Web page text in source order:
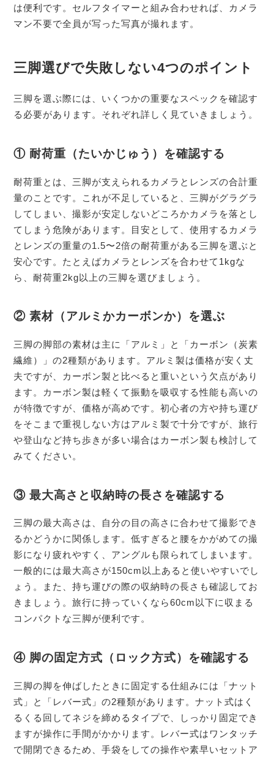
は便利です。セルフタイマーと組み合わせれば、カメラ
マン不要で全員が写った写真が撮れます。
三脚選びで失敗しない4つのポイント
三脚を選ぶ際には、いくつかの重要なスペックを確認す
る必要があります。それぞれ詳しく見ていきましょう。
① 耐荷重（たいかじゅう）を確認する
耐荷重とは、三脚が支えられるカメラとレンズの合計重
量のことです。これが不足していると、三脚がグラグラ
してしまい、撮影が安定しないどころかカメラを落とし
てしまう危険があります。目安として、使用するカメラ
とレンズの重量の1.5〜2倍の耐荷重がある三脚を選ぶと
安心です。たとえばカメラとレンズを合わせて1kgな
ら、耐荷重2kg以上の三脚を選びましょう。
② 素材（アルミかカーボンか）を選ぶ
三脚の脚部の素材は主に「アルミ」と「カーボン（炭素
繊維）」の2種類があります。アルミ製は価格が安く丈
夫ですが、カーボン製と比べると重いという欠点があり
ます。カーボン製は軽くて振動を吸収する性能も高いの
が特徴ですが、価格が高めです。初心者の方や持ち運び
をそこまで重視しない方はアルミ製で十分ですが、旅行
や登山など持ち歩きが多い場合はカーボン製も検討して
みてください。
③ 最大高さと収納時の長さを確認する
三脚の最大高さは、自分の目の高さに合わせて撮影でき
るかどうかに関係します。低すぎると腰をかがめての撮
影になり疲れやすく、アングルも限られてしまいます。
一般的には最大高さが150cm以上あると使いやすいでし
ょう。また、持ち運びの際の収納時の長さも確認してお
きましょう。旅行に持っていくなら60cm以下に収まる
コンパクトな三脚が便利です。
④ 脚の固定方式（ロック方式）を確認する
三脚の脚を伸ばしたときに固定する仕組みには「ナット
式」と「レバー式」の2種類があります。ナット式はく
るくる回してネジを締めるタイプで、しっかり固定でき
ますが操作に手間がかかります。レバー式はワンタッチ
で開閉できるため、手袋をしての操作や素早いセットア